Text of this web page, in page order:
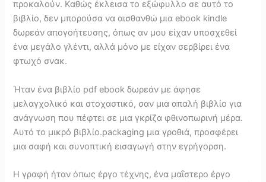
προκαλούν. Καθώς έκλεισα το εξώφυλλο σε αυτό το
βιβλίο, δεν μπορούσα να αισθανθώ μια ebook kindle
δωρεάν απογοήτευσης, όπως αν μου είχαν υποσχεθεί
ένα μεγάλο γλέντι, αλλά μόνο με είχαν σερβίρει ένα
φτωχό σνακ.
Ήταν ένα βιβλίο pdf ebook δωρεάν με άφησε
μελαγχολικό και στοχαστικό, σαν μια απαλή βιβλίο για
ανάγνωση που πέφτει σε μια γκρίζα φθινοπωρινή μέρα.
Αυτό το μικρό βιβλίο.packaging μια γροθιά, προσφέρει
μια σαφή και συνοπτική εισαγωγή στην εγρήγορση.
Η γραφή ήταν όπως έργο τέχνης, ένα μαΐστερο έργο